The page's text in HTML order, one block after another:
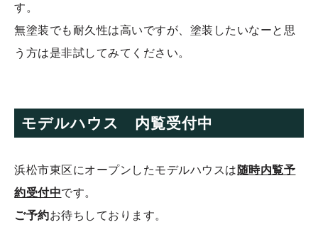
す。
無塗装でも耐久性は高いですが、塗装したいなーと思
う方は是非試してみてください。
モデルハウス 内覧受付中
浜松市東区にオープンしたモデルハウスは 随時内覧予
約受付中です。
ご予約お待ちしております。